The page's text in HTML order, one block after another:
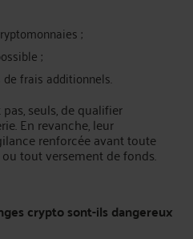
;
;
frais additionnels.
seuls, de qualifier
En revanche, leur
renforcée avant toute
tout versement de fonds.
crypto sont-ils dangereux